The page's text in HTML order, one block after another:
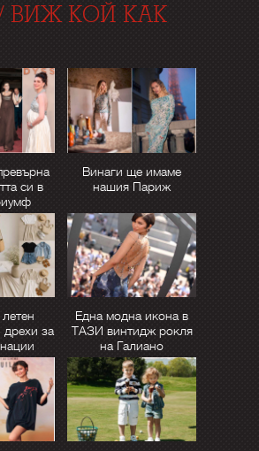
ВИЖ КОЙ КАК
си в
Винаги ще имаме
нашия Париж
дрехи за
Една модна икона в
ТАЗИ винтидж рокля
на Галиано